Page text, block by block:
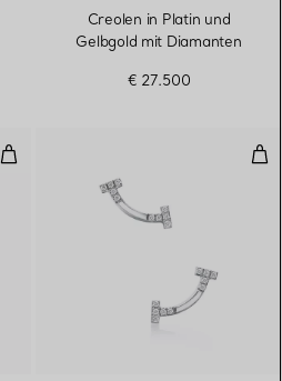
Creolen in Platin und
Gelbgold mit Diamanten
€ 27.500
Smile Ohrringe in Roségold mit